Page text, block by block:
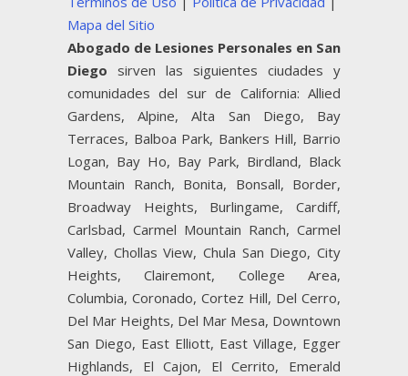
Mapa del Sitio
Abogado de Lesiones Personales en San
Diego sirven las siguientes ciudades y
comunidades del sur de California: Allied
Gardens, Alpine, Alta San Diego, Bay
Terraces, Balboa Park, Bankers Hill, Barrio
Logan, Bay Ho, Bay Park, Birdland, Black
Mountain Ranch, Bonita, Bonsall, Border,
Broadway Heights, Burlingame, Cardiff,
Carlsbad, Carmel Mountain Ranch, Carmel
Valley, Chollas View, Chula San Diego, City
Heights, Clairemont, College Area,
Columbia, Coronado, Cortez Hill, Del Cerro,
Del Mar Heights, Del Mar Mesa, Downtown
San Diego, East Elliott, East Village, Egger
Highlands, El Cajon, El Cerrito, Emerald